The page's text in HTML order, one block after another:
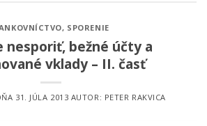
, SPORENIE
nesporiť, bežné účty a
vklady – II. časť
31. JÚLA 2013 AUTOR: PETER RAKVICA